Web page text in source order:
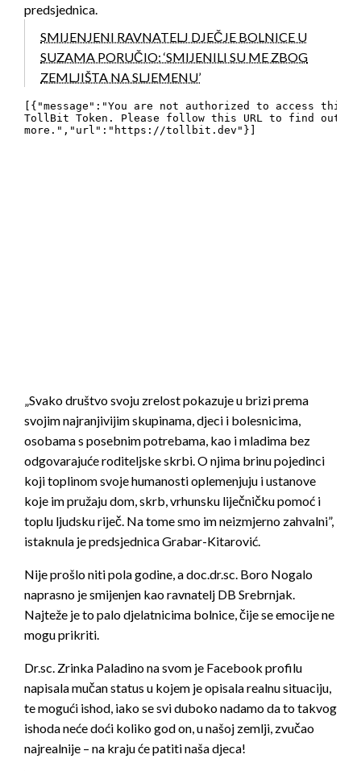
predsjednica.
SMIJENJENI RAVNATELJ DJEČJE BOLNICE U
SUZAMA PORUČIO: ‘SMIJENILI SU ME ZBOG
ZEMLJIŠTA NA SLJEMENU’
„Svako društvo svoju zrelost pokazuje u brizi prema
svojim najranjivijim skupinama, djeci i bolesnicima,
osobama s posebnim potrebama, kao i mladima bez
odgovarajuće roditeljske skrbi. O njima brinu pojedinci
koji toplinom svoje humanosti oplemenjuju i ustanove
koje im pružaju dom, skrb, vrhunsku liječničku pomoć i
toplu ljudsku riječ. Na tome smo im neizmjerno zahvalni”,
istaknula je predsjednica Grabar-Kitarović.
Nije prošlo niti pola godine, a doc.dr.sc. Boro Nogalo
naprasno je smijenjen kao ravnatelj DB Srebrnjak.
Najteže je to palo djelatnicima bolnice, čije se emocije ne
mogu prikriti.
Dr.sc. Zrinka Paladino na svom je Facebook profilu
napisala mučan status u kojem je opisala realnu situaciju,
te mogući ishod, iako se svi duboko nadamo da to takvog
ishoda neće doći koliko god on, u našoj zemlji, zvučao
najrealnije – na kraju će patiti naša djeca!